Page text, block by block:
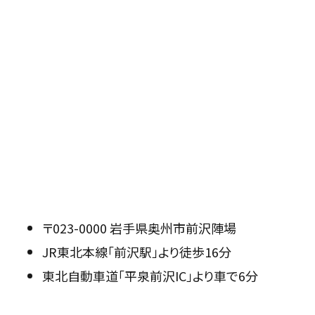
〒023-0000 岩手県奥州市前沢陣場
JR東北本線「前沢駅」より徒歩16分
東北自動車道「平泉前沢IC」より車で6分